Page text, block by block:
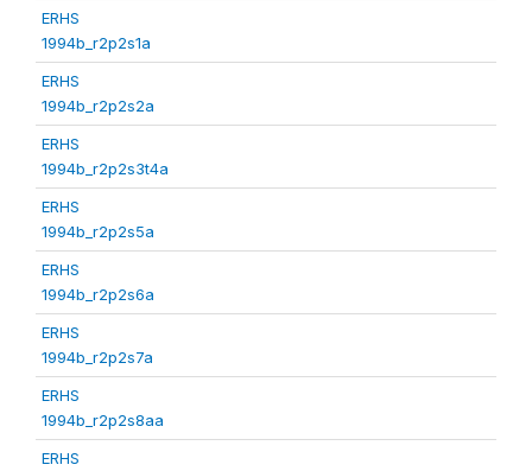
ERHS
1994b_r2p2s1a
ERHS
1994b_r2p2s2a
ERHS
1994b_r2p2s3t4a
ERHS
1994b_r2p2s5a
ERHS
1994b_r2p2s6a
ERHS
1994b_r2p2s7a
ERHS
1994b_r2p2s8aa
ERHS